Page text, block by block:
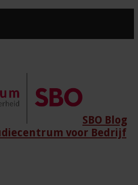
SBO Blog
voor Bedrijf